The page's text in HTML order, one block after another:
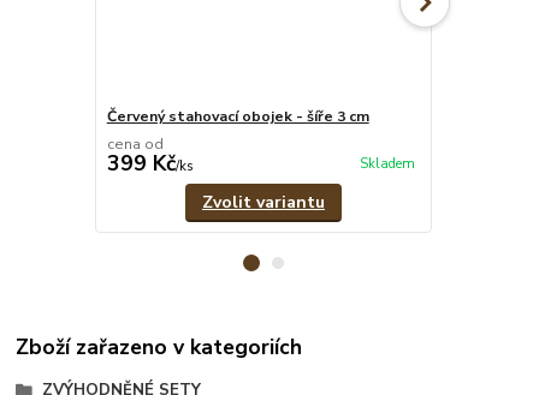
Červený stahovací obojek - šíře 3 cm
cena od
399 Kč/ks Skladem
Zvolit variantu
Zboží zařazeno v kategoriích
ZVÝHODNĚNÉ SETY